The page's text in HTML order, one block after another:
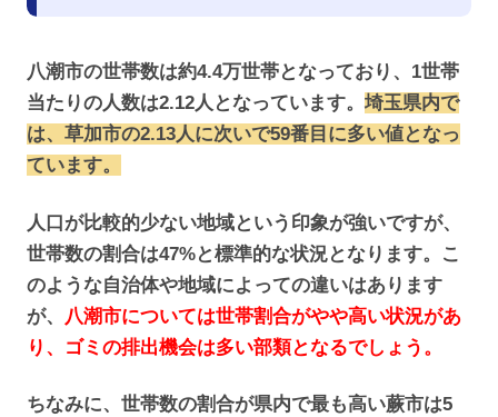
八潮市の世帯数は約4.4万世帯となっており、1世帯
当たりの人数は2.12人となっています。 埼玉県内で
は、草加市の2.13人に次いで59番目に多い値となっ
ています。
人口が比較的少ない地域という印象が強いですが、
世帯数の割合は47%と標準的な状況となります。こ
のような自治体や地域によっての違いはあります
が、
八潮市については世帯割合がやや高い状況があ
り、ゴミの排出機会は多い部類となるでしょう。
ちなみに、世帯数の割合が県内で最も高い蕨市は5